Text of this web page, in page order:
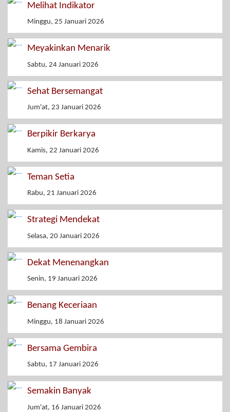
Melihat Indikator
Minggu, 25 Januari 2026
Meyakinkan Menarik
Sabtu, 24 Januari 2026
Sehat Bersemangat
Jum'at, 23 Januari 2026
Berpikir Berkarya
Kamis, 22 Januari 2026
Teman Setia
Rabu, 21 Januari 2026
Strategi Mendekat
Selasa, 20 Januari 2026
Dekat Menenangkan
Senin, 19 Januari 2026
Benang Keceriaan
Minggu, 18 Januari 2026
Bersama Gembira
Sabtu, 17 Januari 2026
Semakin Banyak
Jum'at, 16 Januari 2026